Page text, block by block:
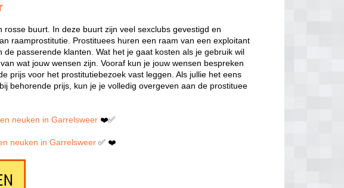
buurt. In deze buurt zijn veel sexclubs gevestigd en
raamprostitutie. Prostituees huren een raam van een exploitant
passerende klanten. Wat het je gaat kosten als je gebruik wil
wat jouw wensen zijn. Vooraf kun je jouw wensen bespreken
prijs voor het prostitutiebezoek vast leggen. Als jullie het eens
behorende prijs, kun je je volledig overgeven aan de prostituee
neuken in Garrelsweer ❤️✅
neuken in Garrelsweer ✅ ❤️